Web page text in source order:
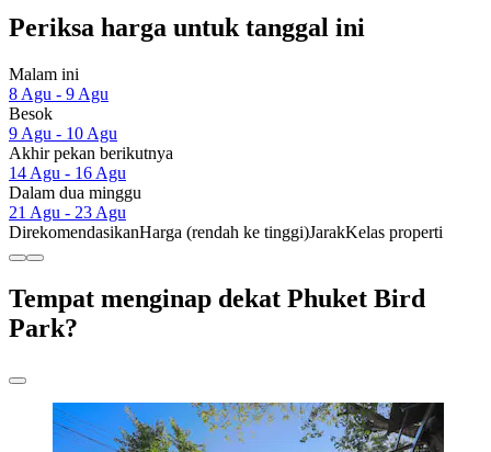
Periksa harga untuk tanggal ini
Malam ini
8 Agu - 9 Agu
Besok
9 Agu - 10 Agu
Akhir pekan berikutnya
14 Agu - 16 Agu
Dalam dua minggu
21 Agu - 23 Agu
DirekomendasikanHarga (rendah ke tinggi)JarakKelas properti
Tempat menginap dekat Phuket Bird
Park?